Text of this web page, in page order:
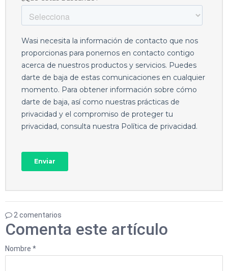
2 comentarios
Comenta este artículo
Nombre *